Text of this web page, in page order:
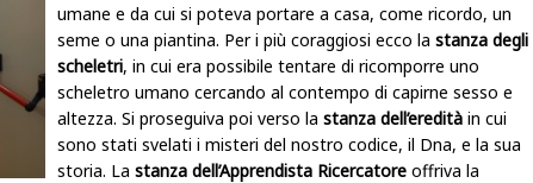
umane e da cui si poteva portare a casa, come ricordo, un
seme o una piantina. Per i più coraggiosi ecco la stanza degli
scheletri, in cui era possibile tentare di ricomporre uno
scheletro umano cercando al contempo di capirne sesso e
altezza. Si proseguiva poi verso la stanza dell’eredità in cui
sono stati svelati i misteri del nostro codice, il Dna, e la sua
storia. La stanza dell’Apprendista Ricercatore offriva la